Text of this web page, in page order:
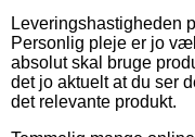
Leveringshastigheden
Personlig pleje er jo
absolut skal bruge
det jo aktuelt at du ser
det relevante produkt.